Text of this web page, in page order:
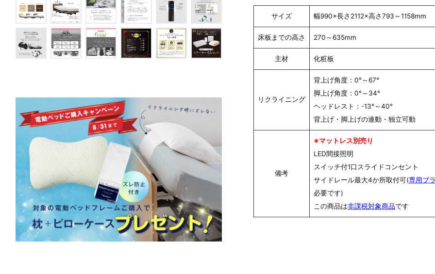
サイズ 幅990×長さ2112×高さ793～1158mm
床板までの高さ 270～635mm
主材 化粧板
リクライニング
背上げ角度：0°～67°
脚上げ角度：0°～34°
ヘッドレスト：-13°～40°
背上げ・脚上げの連動・独立可動
備考
※マットレス別売り
LED間接照明
スイッチ付1口スライドコンセント
サイドレール最大4か所取付可(専用ブ
必要です)
この商品は非課税対象商品です